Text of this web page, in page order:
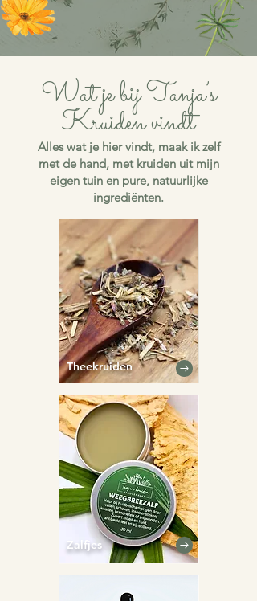
Wat je bij Tanja’s
Kruiden vindt
Alles wat je hier vindt, maak ik zelf
met de hand, met kruiden uit mijn
eigen tuin en pure, natuurlijke
ingrediënten.
Theekruiden
Zalfjes